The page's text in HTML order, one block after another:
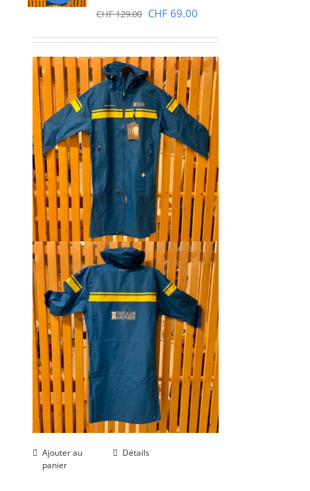
CHF129.00 Le
initial
était :
CHF 129.00.
CHF 69.00
actuel
est :
CHF 69.00.
Ajouter au
panier
Détails